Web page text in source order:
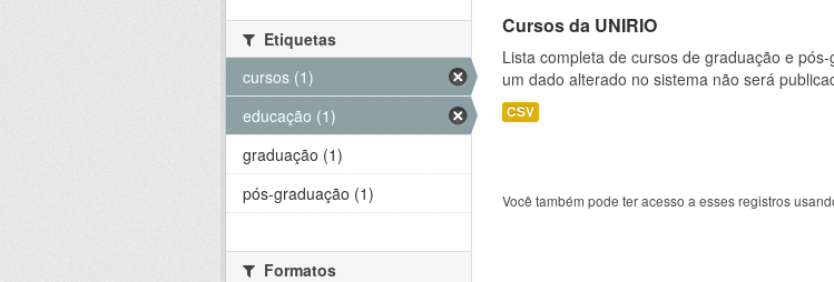
Cursos da UNIRIO
Lista completa de cursos de graduação e
um dado alterado no sistema não será
CSV
Você também pode ter acesso a esses registros
Etiquetas
cursos (1)
educação (1)
graduação (1)
pós-graduação (1)
Formatos